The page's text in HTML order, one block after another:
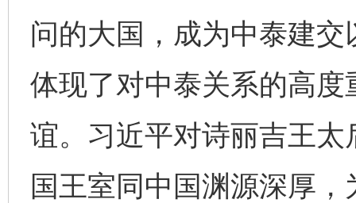
问的大国，成为中泰建
体现了对中泰关系的高度
谊。习近平对诗丽吉王
国王室同中国渊源深厚